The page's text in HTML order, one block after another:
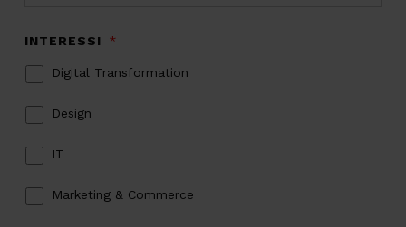
INTERESSI *
Digital Transformation
Design
IT
Marketing & Commerce